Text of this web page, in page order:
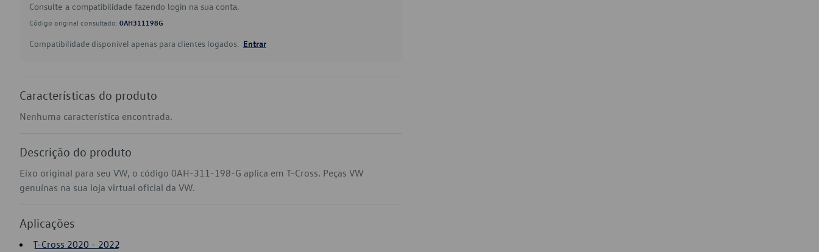
Consulte a compatibilidade fazendo login na sua conta.
Código original consultado: 0AH311198G
Compatibilidade disponível apenas para clientes logados. Entrar
Características do produto
Nenhuma característica encontrada.
Descrição do produto
Eixo original para seu VW, o código 0AH-311-198-G aplica em T-Cross. Peças VW
genuínas na sua loja virtual oficial da VW.
Aplicações
T-Cross 2020 - 2022